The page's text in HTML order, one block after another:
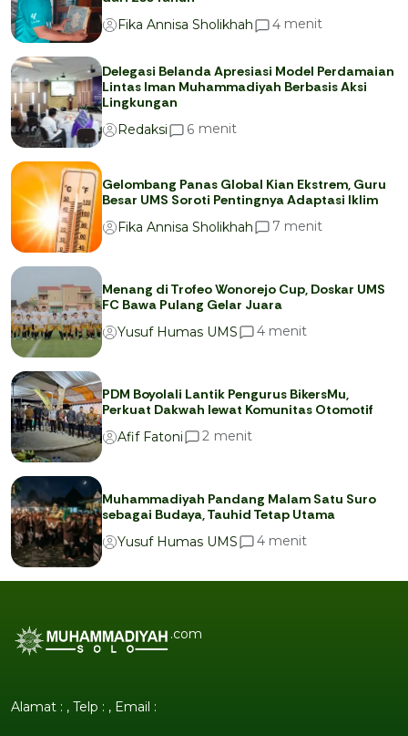
Fika Annisa Sholikhah
4 menit
Delegasi Belanda Apresiasi Model Perdamaian
Lintas Iman Muhammadiyah Berbasis Aksi
Lingkungan
Redaksi
6 menit
Gelombang Panas Global Kian Ekstrem, Guru
Besar UMS Soroti Pentingnya Adaptasi Iklim
Fika Annisa Sholikhah
7 menit
Menang di Trofeo Wonorejo Cup, Doskar UMS
FC Bawa Pulang Gelar Juara
Yusuf Humas UMS
4 menit
PDM Boyolali Lantik Pengurus BikersMu,
Perkuat Dakwah lewat Komunitas Otomotif
Afif Fatoni
2 menit
Muhammadiyah Pandang Malam Satu Suro
sebagai Budaya, Tauhid Tetap Utama
Yusuf Humas UMS
4 menit
.com
Alamat : , Telp : , Email :